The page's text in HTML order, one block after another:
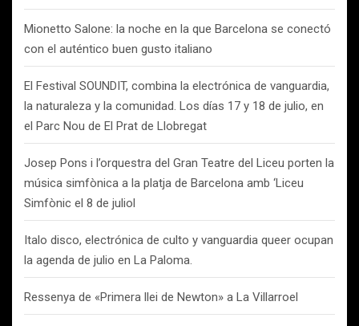
Mionetto Salone: la noche en la que Barcelona se conectó
con el auténtico buen gusto italiano
El Festival SOUNDIT, combina la electrónica de vanguardia,
la naturaleza y la comunidad. Los días 17 y 18 de julio, en
el Parc Nou de El Prat de Llobregat
Josep Pons i l’orquestra del Gran Teatre del Liceu porten la
música simfònica a la platja de Barcelona amb ‘Liceu
Simfònic el 8 de juliol
Italo disco, electrónica de culto y vanguardia queer ocupan
la agenda de julio en La Paloma.
Ressenya de «Primera llei de Newton» a La Villarroel